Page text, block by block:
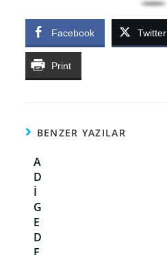
Facebook Twitter
Print
BENZER YAZILAR
A
D
İ
G
E
D